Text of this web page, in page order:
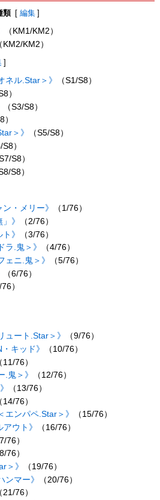
類 [ 編集 ]
（KM1/KM2）
KM2/KM2）
]
ネル.Star＞》
（S1/S8）
）
（S3/S8）
）
＞》
（S5/S8）
S8）
S7/S8）
S8）
・メリー》
（1/76）
》
（2/76）
》
（3/76）
ラ.鬼＞》
（4/76）
ェニ.鬼＞》
（5/76）
（6/76）
76）
ュート.Star＞》
（9/76）
キッド》
（10/76）
11/76）
.鬼＞》
（12/76）
（13/76）
14/76）
エンパペ.Star＞》
（15/76）
ウト》
（16/76）
76）
76）
＞》
（19/76）
ンマー》
（20/76）
21/76）